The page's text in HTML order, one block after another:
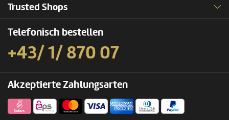
Trusted Shops
Telefonisch bestellen
+43/ 1/ 870 07
Akzeptierte Zahlungsarten